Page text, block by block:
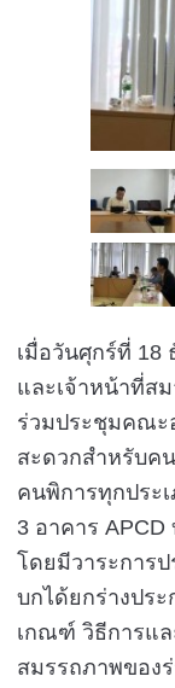
เมื่อวันศุกร์ที่ 18
และเจ้าหน้าที่ส
ร่วมประชุมคณะ
สะดวกสำหรับค
คนพิการทุกประ
3 อาคาร
โดยมีวาระการ
บกได้ยกร่างปร
เกณฑ์ วิธีการแ
สมรรถภาพของ